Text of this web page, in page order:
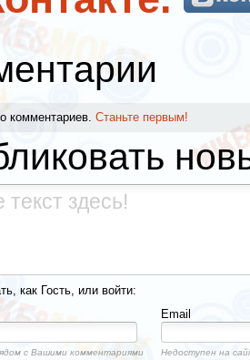
комментариев. Станьте первым!
как Гость, или войти:
Email
с Вашими комментариями Недоступен на